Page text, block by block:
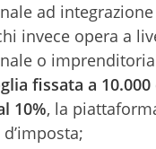
ad
invece opera a
o
fissata a
10%, la